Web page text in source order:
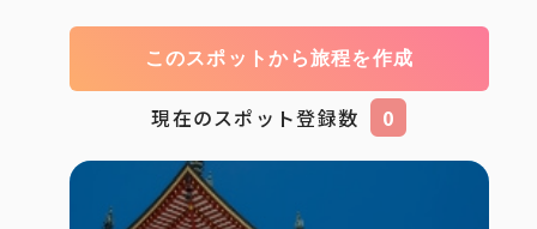
このスポットから旅程を作成
現在のスポット登録数 0